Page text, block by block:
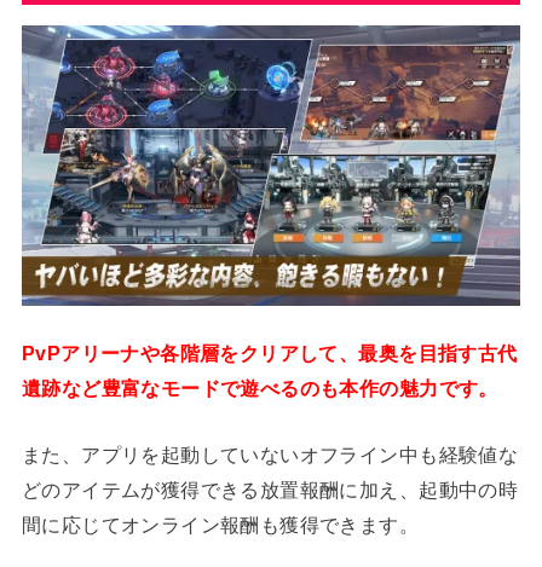
PvPアリーナや各階層をクリアして、最奥を目指す古代
遺跡など豊富なモードで遊べるのも本作の魅力です。
また、アプリを起動していないオフライン中も経験値な
どのアイテムが獲得できる放置報酬に加え、起動中の時
間に応じてオンライン報酬も獲得できます。